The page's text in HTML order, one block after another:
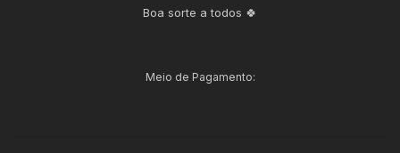
Boa sorte a todos 🍀
Meio de Pagamento: